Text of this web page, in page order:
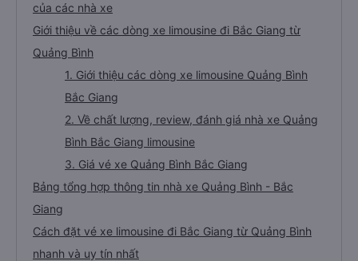
của các nhà xe
Giới thiệu về các dòng xe limousine đi Bắc Giang từ
Quảng Bình
1. Giới thiệu các dòng xe limousine Quảng Bình
Bắc Giang
2. Về chất lượng, review, đánh giá nhà xe Quảng
Bình Bắc Giang limousine
3. Giá vé xe Quảng Bình Bắc Giang
Bảng tổng hợp thông tin nhà xe Quảng Bình - Bắc
Giang
Cách đặt vé xe limousine đi Bắc Giang từ Quảng Bình
nhanh và uy tín nhất